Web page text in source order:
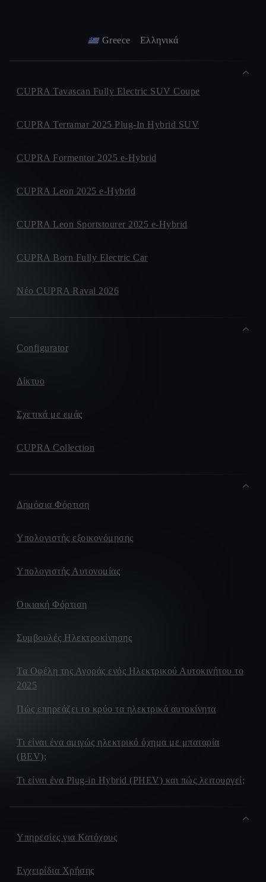
Greece Ελληνικά
CUPRA Tavascan Fully Electric SUV Coupe
CUPRA Terramar 2025 Plug-In Hybrid SUV
CUPRA Formentor 2025 e-Hybrid
CUPRA Leon 2025 e-Hybrid
CUPRA Leon Sportstourer 2025 e-Hybrid
CUPRA Born Fully Electric Car
Νέο CUPRA Raval 2026
Configurator
Δίκτυο
Σχετικά με εμάς
CUPRA Collection
Δημόσια Φόρτιση
Υπολογιστής εξοικονόμησης
Υπολογιστής Αυτονομίας
Οικιακή Φόρτιση
Συμβουλές Ηλεκτροκίνησης
Τα Οφέλη της Αγοράς ενός Ηλεκτρικού Αυτοκινήτου το
2025
Πώς επηρεάζει το κρύο τα ηλεκτρικά αυτοκίνητα
Τι είναι ένα αμιγώς ηλεκτρικό όχημα με μπαταρία
(BEV);
Τι είναι ένα Plug-in Hybrid (PHEV) και πώς λειτουργεί;
Υπηρεσίες για Κατόχους
Εγχειρίδια Χρήσης